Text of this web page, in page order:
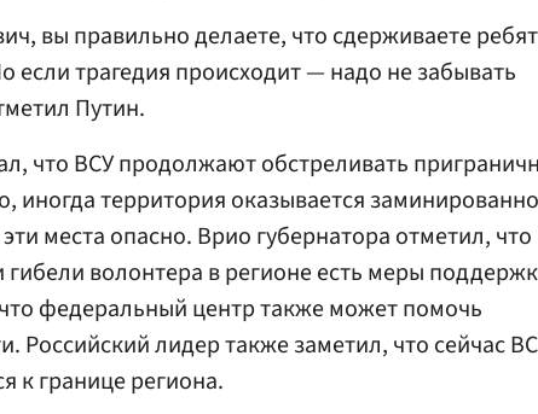
вы правильно делаете, что сдерживаете
если трагедия происходит — надо не забывать
Путин.
что ВСУ продолжают обстреливать
иногда территория оказывается
места опасно. Врио губернатора отметил, что
гибели волонтера в регионе есть меры
федеральный центр также может помочь
Российский лидер также заметил, что сейчас
к границе региона.